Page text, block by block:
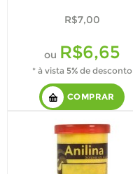
R$7,00
ou R$6,65
* à vista 5% de desconto
COMPRAR